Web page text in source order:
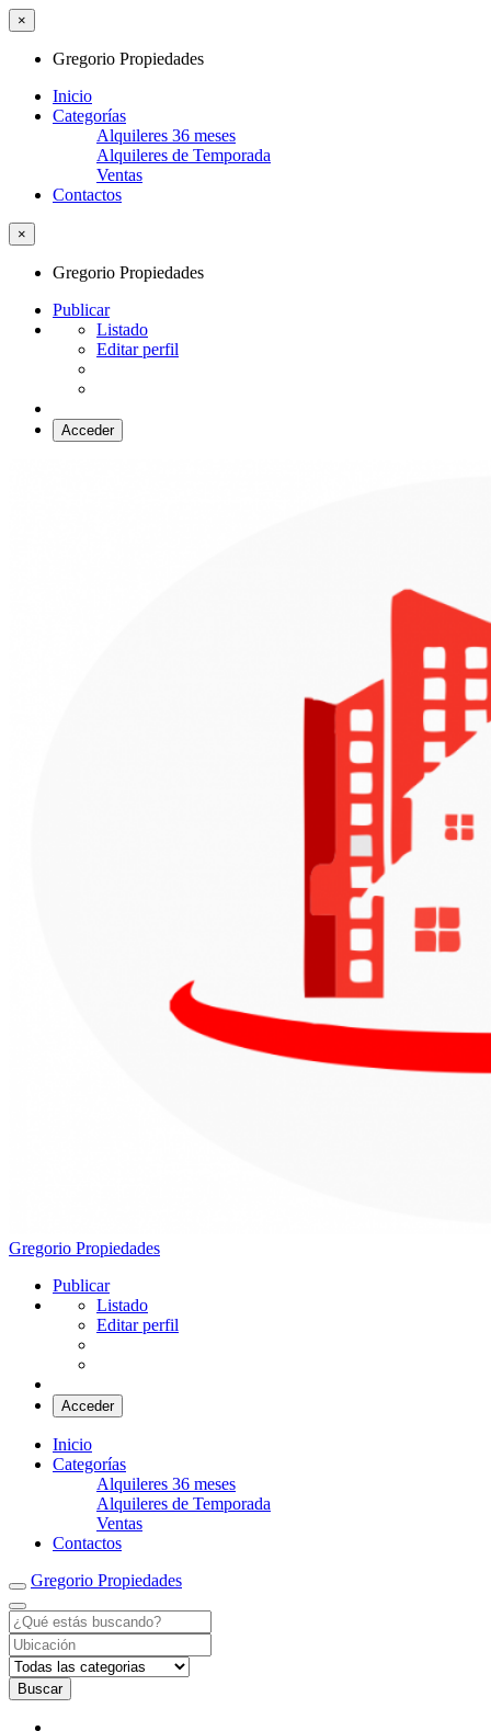
×
Gregorio Propiedades
Inicio
Categorías
Alquileres 36 meses
Alquileres de Temporada
Ventas
Contactos
×
Gregorio Propiedades
Publicar
Listado
Editar perfil
Acceder
Gregorio Propiedades
Santa Clara del Mar
Publicar
Listado
Editar perfil
Acceder
Inicio
Categorías
Alquileres 36 meses
Alquileres de Temporada
Ventas
Contactos
Gregorio Propiedades
Buscar